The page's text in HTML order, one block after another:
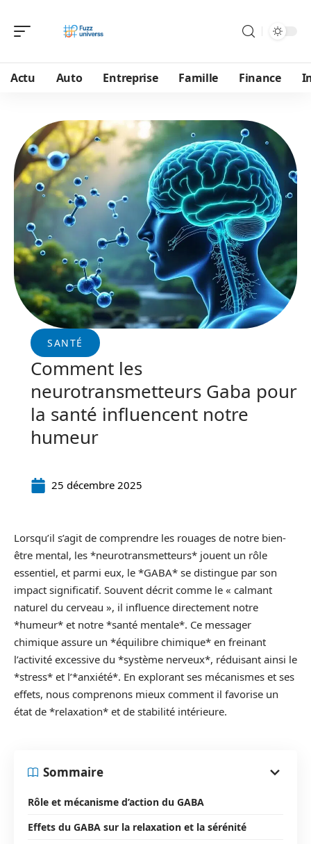
Actu Auto Entreprise Famille Finance
SANTÉ
Comment les
neurotransmetteurs Gaba pour
la santé influencent notre
humeur
25 décembre 2025
Lorsqu’il s’agit de comprendre les rouages de notre bien-
être mental, les *neurotransmetteurs* jouent un rôle
essentiel, et parmi eux, le *GABA* se distingue par son
impact significatif. Souvent décrit comme le « calmant
naturel du cerveau », il influence directement notre
*humeur* et notre *santé mentale*. Ce messager
chimique assure un *équilibre chimique* en freinant
l’activité excessive du *système nerveux*, réduisant ainsi le
*stress* et l’*anxiété*. En explorant ses mécanismes et ses
effets, nous comprenons mieux comment il favorise un
état de *relaxation* et de stabilité intérieure.
Sommaire
Rôle et mécanisme d’action du GABA
Effets du GABA sur la relaxation et la sérénité